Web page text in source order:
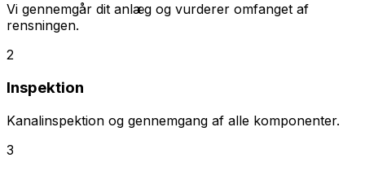
Vi gennemgår dit anlæg og vurderer omfanget af
rensningen.
2
Inspektion
Kanalinspektion og gennemgang af alle komponenter.
3